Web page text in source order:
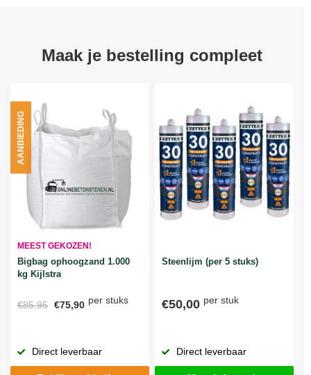
Maak je bestelling compleet
MEEST GEKOZEN!
Bigbag ophoogzand 1.000
kg Kijlstra
€85,95 €75,90 per stuks
AANBIEDING
Direct leverbaar
Steenlijm (per 5 stuks)
€50,00 per stuk
Direct leverbaar